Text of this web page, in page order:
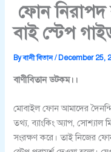
ফোন নিরাপদ
বাই স্টেপ
Byবানী বিতান/ December 25,
বাণীবিতান ডটকম।।
মোবাইল ফোন আমাদের
তথ্য, ব্যাংকিং অ্যাপ, সোশ্যাল
সংরক্ষণ করে। তাই নিজের